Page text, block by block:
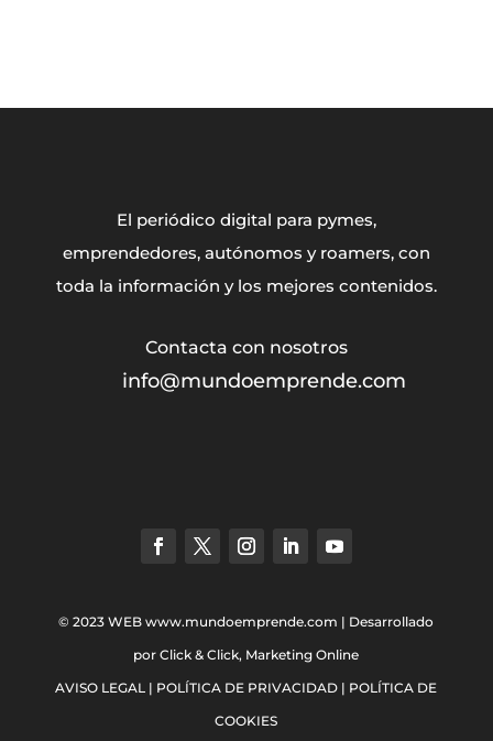
El periódico digital para pymes,
emprendedores, autónomos y roamers, con
toda la información y los mejores contenidos.
info@mundoemprende.com
© 2023 WEBwww.mundoemprende.com | Desarrollado
porClick & Click, Marketing Online
AVISO LEGAL | POLÍTICA DE PRIVACIDAD | POLÍTICA DE
COOKIES